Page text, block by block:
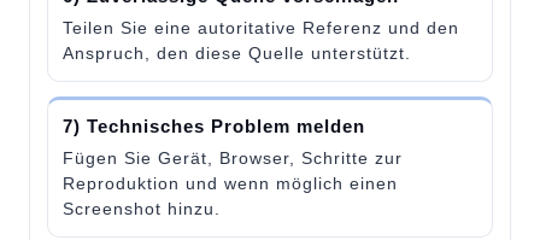
Teilen Sie eine autoritative Referenz und den
Anspruch, den diese Quelle unterstützt.
7) Technisches Problem melden
Fügen Sie Gerät, Browser, Schritte zur
Reproduktion und wenn möglich einen
Screenshot hinzu.